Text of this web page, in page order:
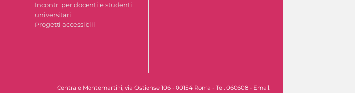
Incontri per docenti e studenti
universitari
Progetti accessibili
Centrale Montemartini, via Ostiense 106 - 00154 Roma - Tel. 060608 - Email: